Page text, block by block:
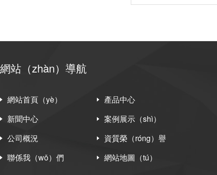
網站（zhàn）導航
網站首頁（yè）
產品中心
新聞中心
案例展示（shì）
公司概況
資質榮（róng）譽
聯係我（wǒ）們
網站地圖（tú）